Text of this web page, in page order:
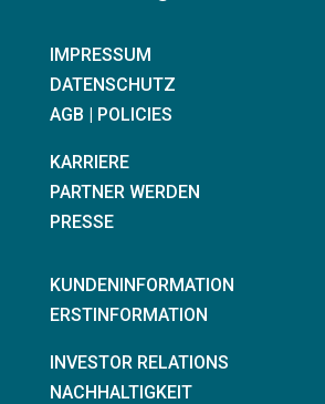
IMPRESSUM
DATENSCHUTZ
AGB | POLICIES
KARRIERE
PARTNER WERDEN
PRESSE
KUNDENINFORMATION
ERSTINFORMATION
INVESTOR RELATIONS
NACHHALTIGKEIT